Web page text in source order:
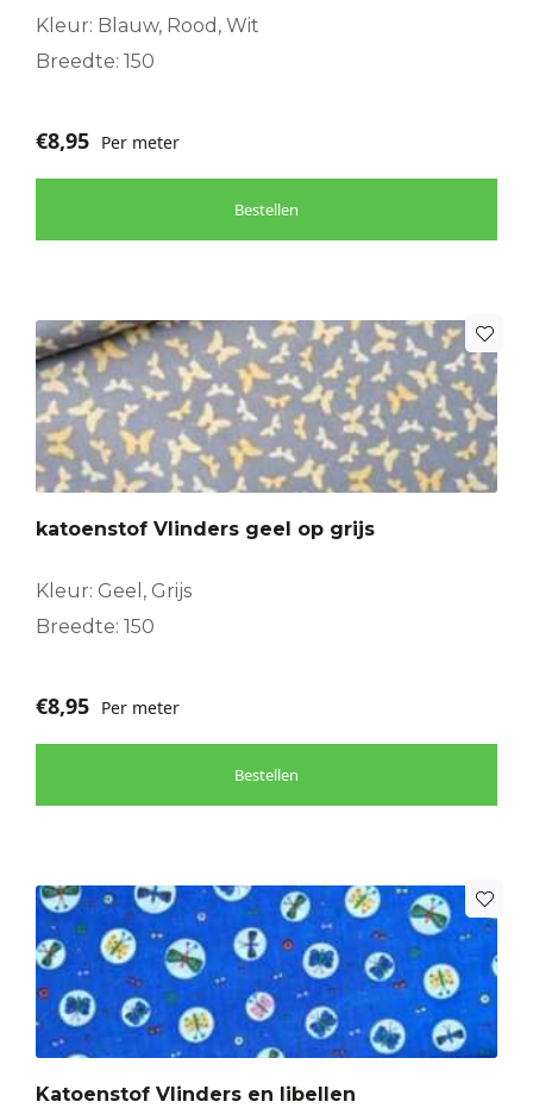
Kleur: Blauw, Rood, Wit
Breedte: 150
€8,95 Per meter
Bestellen
katoenstof Vlinders geel op grijs
Kleur: Geel, Grijs
Breedte: 150
€8,95 Per meter
Bestellen
Katoenstof Vlinders en libellen